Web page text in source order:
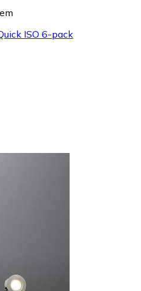
ISO 6-pack